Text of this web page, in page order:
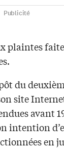
Publicité
plaintes
du
site
avant
intention
en